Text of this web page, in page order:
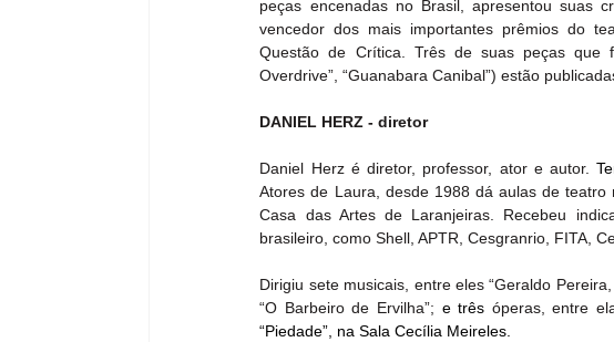
peças encenadas no Brasil, apresentou suas
vencedor dos mais importantes prêmios do
Questão de Crítica. Três de suas peças que
Overdrive”, “Guanabara Canibal”) estão
DANIEL HERZ - diretor
Daniel Herz é diretor, professor, ator e autor.
Atores de Laura, desde 1988 dá aulas de
Casa das Artes de Laranjeiras. Recebeu
brasileiro, como Shell, APTR, Cesgranrio, FITA,
Dirigiu sete musicais, entre eles “Geraldo
“O Barbeiro de Ervilha”; e três óperas, entre
“Piedade”, na Sala Cecília Meireles.